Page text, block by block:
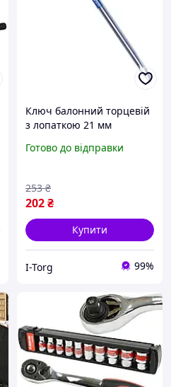
Ключ балонний торцевій
з лопаткою 21 мм
Готово до відправки
202₴
253 ₴
Купити
I-Torg 99%